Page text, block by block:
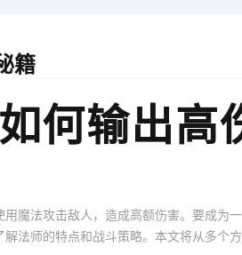
籍
何输出高
魔法攻击敌人，造成高额伤害。要成为
法师的特点和战斗策略。本文将从多个